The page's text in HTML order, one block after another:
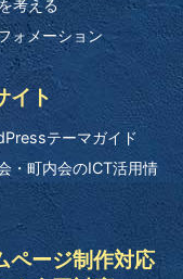
考える
ォメーション
イト
テーマガイド
・町内会のICT活用情
ページ制作対応